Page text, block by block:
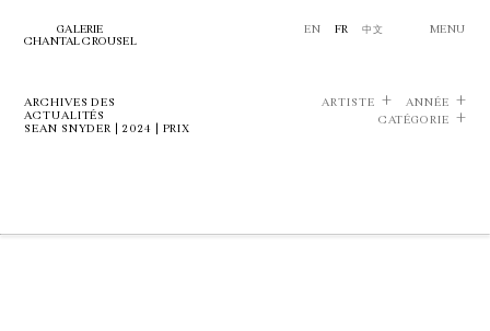
GALERIE
CHANTAL CROUSEL
EN FR 中文 MENU
ARCHIVES DES
ACTUALITÉS
SEAN SNYDER | 2024 | PRIX
ARTISTE
ANNÉE
CATÉGORIE